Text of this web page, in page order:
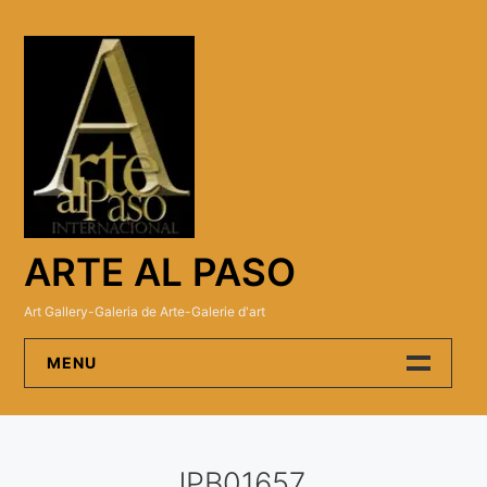
ARTE AL PASO
Art Gallery-Galeria de Arte-Galerie d'art
MENU